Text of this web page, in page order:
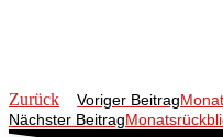
Zurück Voriger Beitrag
Nächster Beitrag